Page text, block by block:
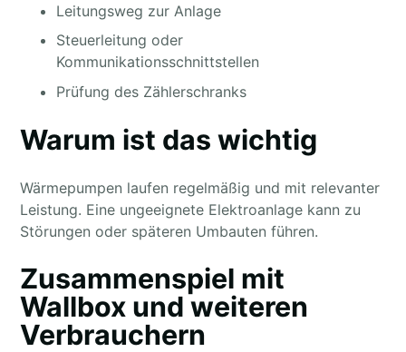
Leitungsweg zur Anlage
Steuerleitung oder
Kommunikationsschnittstellen
Prüfung des Zählerschranks
Warum ist das wichtig
Wärmepumpen laufen regelmäßig und mit relevanter
Leistung. Eine ungeeignete Elektroanlage kann zu
Störungen oder späteren Umbauten führen.
Zusammenspiel mit
Wallbox und weiteren
Verbrauchern